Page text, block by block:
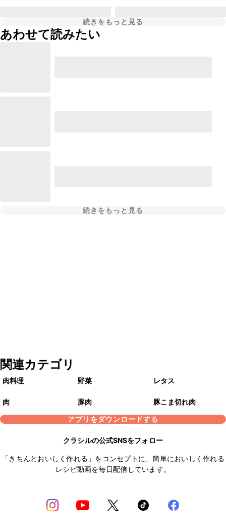
続きをもっと見る
あわせて読みたい
続きをもっと見る
関連カテゴリ
肉料理 野菜 レタス
肉 豚肉
豚こま切れ肉
アプリをダウンロードする
クラシルの公式SNSをフォロー
「きちんとおいしく作れる」をコンセプトに、簡単においしく作れる
レシピ動画を毎日配信しています。